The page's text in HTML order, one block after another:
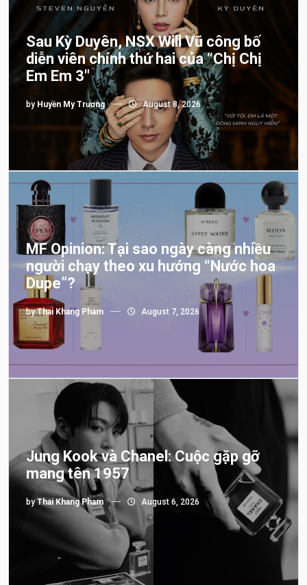
Sau Kỳ Duyên, NSX Will Vũ công bố
diễn viên chính thứ hai của “Chị Chị
Em Em 3″
by Huyền My Trương August 8, 2026
MF Opinion: Tại sao ngày càng nhiều
người chạy theo xu hướng “Nước hoa
Dupe”?
byThai Khang Pham August 7, 2026
Jung Kook và Chanel: Cuộc gặp gỡ
mang tên 1957
byThai Khang Pham August 6, 2026